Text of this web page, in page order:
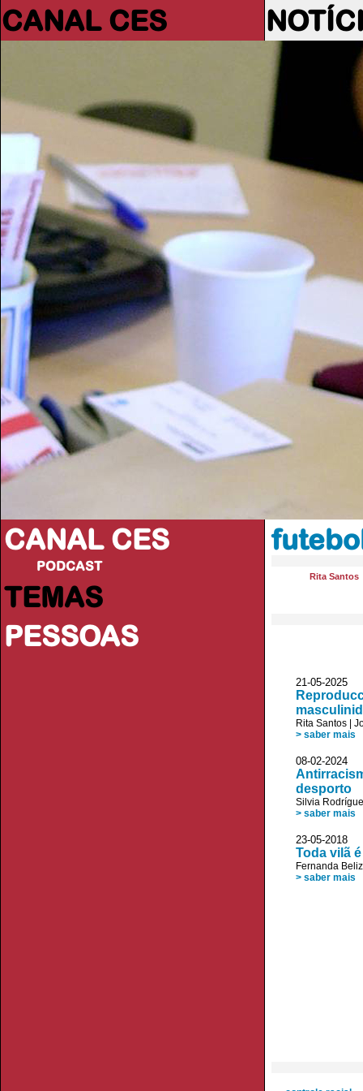
CANAL CES
CANAL CES
PODCAST
TEMAS
PESSOAS
Rita Santos
21-05-
Rita Santos
> saber mais
08-02-
desporto
Silvia
> saber mais
23-05-
Toda vilã
Fernanda
> saber mais